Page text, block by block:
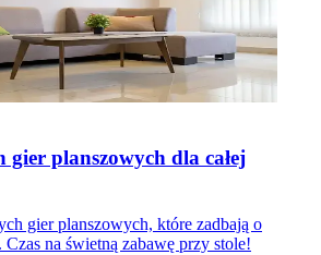
gier planszowych dla całej
gier planszowych, które zadbają o
na świetną zabawę przy stole!